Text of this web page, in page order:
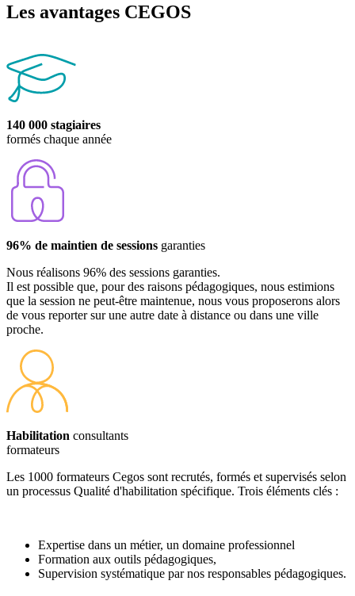
Les avantages CEGOS
140 000 stagiaires
formés chaque année
96% de maintien de sessions garanties
Nous réalisons 96% des sessions garanties.
Il est possible que, pour des raisons pédagogiques, nous estimions
que la session ne peut-être maintenue, nous vous proposerons alors
de vous reporter sur une autre date à distance ou dans une ville
proche.
Habilitation consultants
formateurs
Les 1000 formateurs Cegos sont recrutés, formés et supervisés selon
un processus Qualité d'habilitation spécifique. Trois éléments clés :
Expertise dans un métier, un domaine professionnel
Formation aux outils pédagogiques,
Supervision systématique par nos responsables pédagogiques.